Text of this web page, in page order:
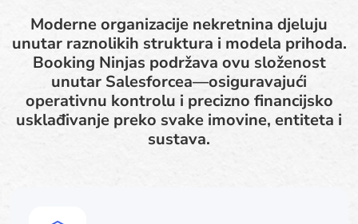
Moderne organizacije nekretnina djeluju
unutar raznolikih struktura i modela prihoda.
Booking Ninjas podržava ovu složenost
unutar Salesforcea—osiguravajući
operativnu kontrolu i precizno financijsko
usklađivanje preko svake imovine, entiteta i
sustava.